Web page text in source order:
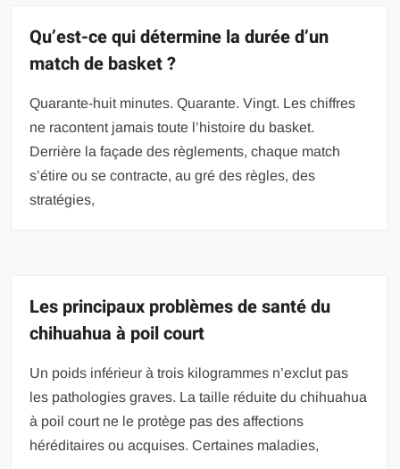
Qu’est-ce qui détermine la durée d’un
match de basket ?
Quarante-huit minutes. Quarante. Vingt. Les chiffres
ne racontent jamais toute l’histoire du basket.
Derrière la façade des règlements, chaque match
s’étire ou se contracte, au gré des règles, des
stratégies,
Les principaux problèmes de santé du
chihuahua à poil court
Un poids inférieur à trois kilogrammes n’exclut pas
les pathologies graves. La taille réduite du chihuahua
à poil court ne le protège pas des affections
héréditaires ou acquises. Certaines maladies,